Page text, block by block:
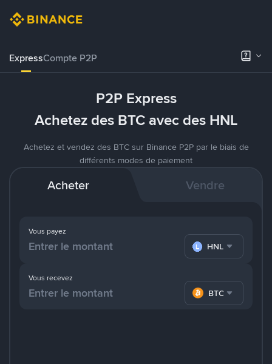
ExpressCompte P2P
P2P Express
Achetez des BTC avec des HNL
Achetez et vendez des BTC sur Binance P2P par le biais de
différents modes de paiement
Acheter Vendre
Vous payez
HNL
Vous recevez
BTC